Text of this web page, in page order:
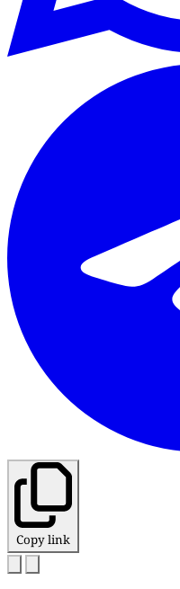
Copy link